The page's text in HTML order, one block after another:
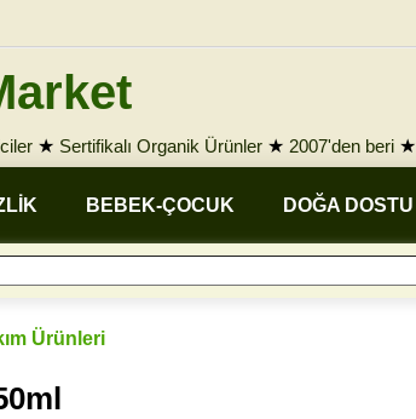
★ Sertifikalı Organik Ürünler ★ 2007'den beri ★
BEBEK-ÇOCUK DOĞA DOSTU
Ürünleri